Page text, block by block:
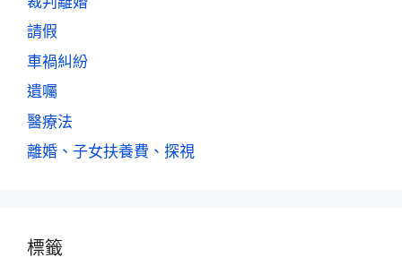
請假
車禍糾紛
遺囑
醫療法
離婚、子女扶養費、探視
標籤